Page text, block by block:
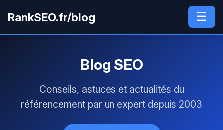
RankSEO.fr/blog ☰
Blog SEO
Conseils, astuces et actualités du
référencement par un expert depuis 2003